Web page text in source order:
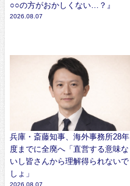
○○の方がおかしくない…？』
2026.08.07
兵庫・斎藤知事、海外事務所28年
度までに全廃へ「直営する意味な
いし皆さんから理解得られないで
しょ」
2026.08.07